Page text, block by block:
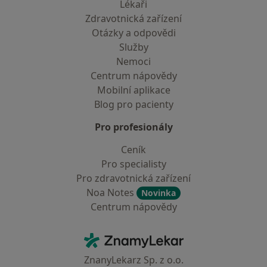
Lékaři
Zdravotnická zařízení
Otázky a odpovědi
Služby
Nemoci
Centrum nápovědy
Mobilní aplikace
Blog pro pacienty
Pro profesionály
Ceník
Pro specialisty
Pro zdravotnická zařízení
Noa Notes
Novinka
Centrum nápovědy
ZnamyLekar - Hlavní stránka
ZnanyLekarz Sp. z o.o.